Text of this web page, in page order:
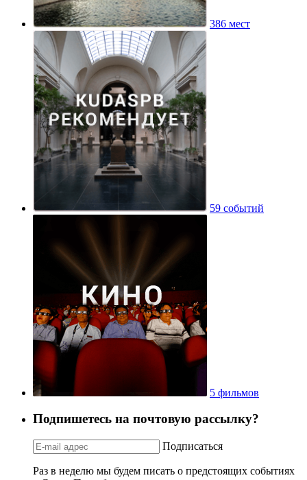
386 мест
59 событий
5 фильмов
Подпишетесь на почтовую рассылку?
Подписаться
Раз в неделю мы будем писать о предстоящих событиях